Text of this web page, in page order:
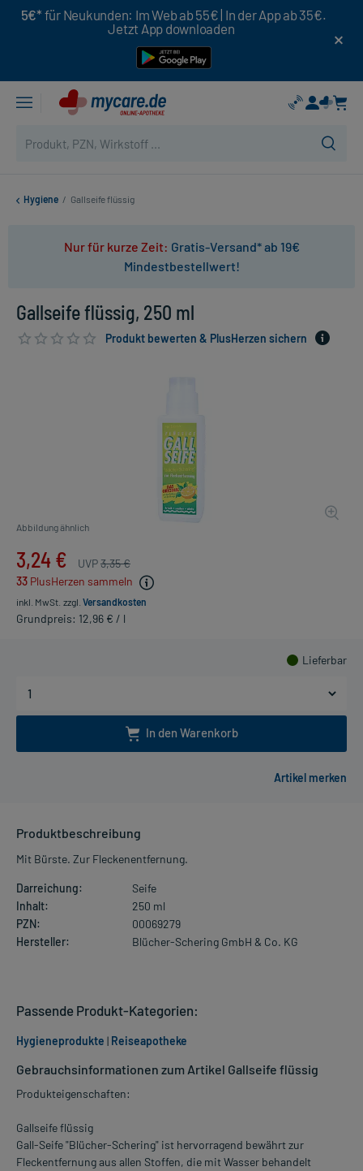
5€* für Neukunden: Im Web ab 55€ | In der App ab 35€.
Jetzt App downloaden
Hygiene / Gallseife flüssig
Nur für kurze Zeit: Gratis-Versand* ab 19€
Mindestbestellwert!
Gallseife flüssig, 250 ml
Produkt bewerten & PlusHerzen sichern
Abbildung ähnlich
3,24 € UVP3,35 €
33 PlusHerzen sammeln
inkl. MwSt. zzgl. Versandkosten
Grundpreis: 12,96 € / l
Lieferbar
In den Warenkorb
Produktbeschreibung
Mit Bürste. Zur Fleckenentfernung.
Darreichung:
Seife
Inhalt:
250 ml
PZN:
00069279
Hersteller:
Blücher-Schering GmbH & Co. KG
Gebrauchsinformationen zum Artikel Gallseife flüssig
Produkteigenschaften:
Gallseife flüssig
Gall-Seife "Blücher-Schering" ist hervorragend bewährt zur
Fleckentfernung aus allen Stoffen, die mit Wasser behandelt
Passende Produkt-Kategorien:
Hygieneprodukte | Reiseapotheke